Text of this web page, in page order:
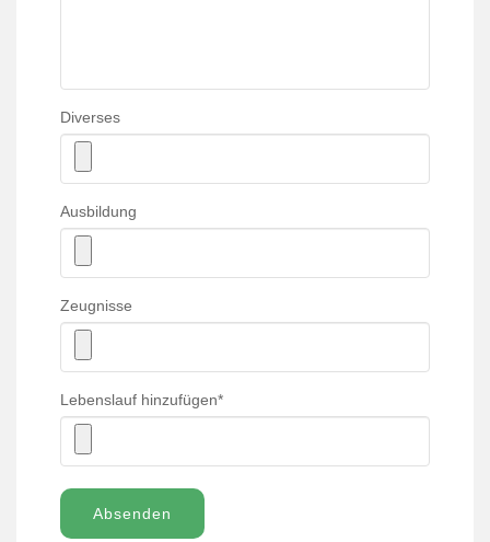
Diverses
Ausbildung
Zeugnisse
Lebenslauf hinzufügen*
Absenden